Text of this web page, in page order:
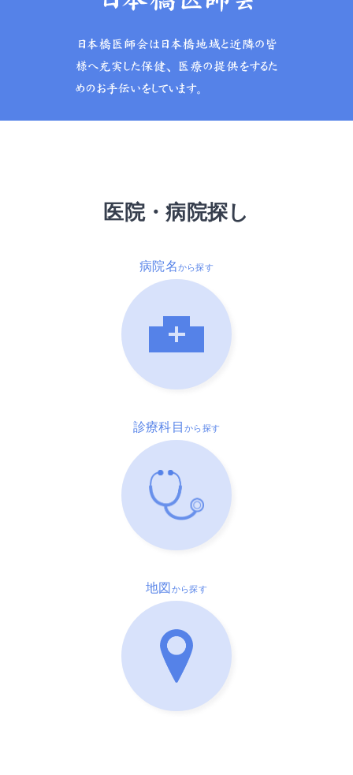
医院・病院探し
病院名から探す
診療科目 から探す
地図 から探す